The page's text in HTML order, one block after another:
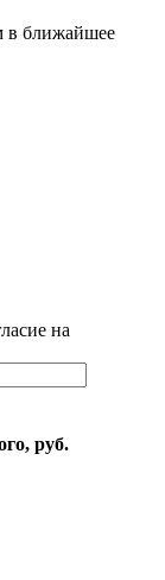
в ближайшее
на
руб.